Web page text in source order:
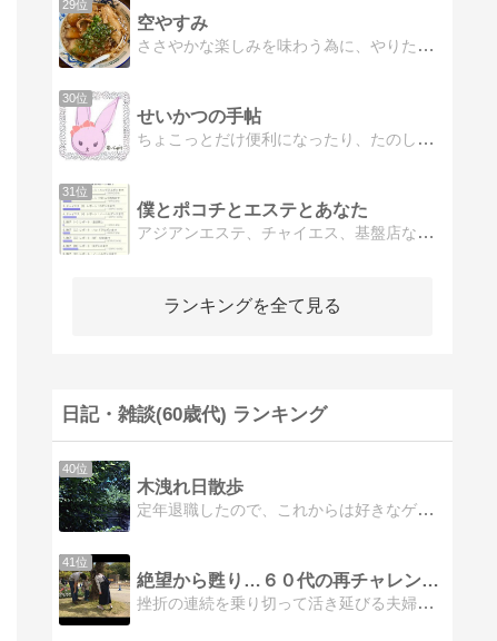
29位
空やすみ
ささやかな楽しみを味わう為に、やりたい事・好きな事に突き進む、そして空のようにフワフワとした休みを味わいたい。主に、ガーデニング作り・天体観測/撮影・雑記等で日常を綴っています。
30位
せいかつの手帖
ちょこっとだけ便利になったり、たのしくなったり。
31位
僕とポコチとエステとあなた
アジアンエステ、チャイエス、基盤店などの妄想体験レビューを掲載しております。
ランキングを全て見る
日記・雑談(60歳代) ランキング
40位
木洩れ日散歩
定年退職したので、これからは好きなゲームや山登り・健康のために水泳も のんびりやって行こうかな！！
41位
絶望から甦り…６０代の再チャレンジ！
挫折の連続を乗り切って活き延びる夫婦日記どんな辛い闇夜にもキット必ず光り輝く夜明けがある人生を諦めず再挑戦しましょう！